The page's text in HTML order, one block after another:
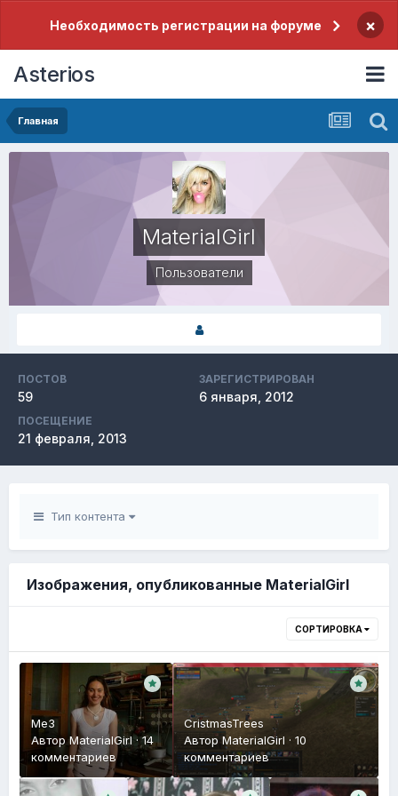
Необходимость регистрации на форуме ×
Asterios
Главная
MaterialGirl
Пользователи
ПОСТОВ
59
ЗАРЕГИСТРИРОВАН
6 января, 2012
ПОСЕЩЕНИЕ
21 февраля, 2013
Тип контента
Изображения, опубликованные MaterialGirl
СОРТИРОВКА
Me3
Автор MaterialGirl ·14
комментариев
CristmasTrees
АвторMaterialGirl ·10
комментариев